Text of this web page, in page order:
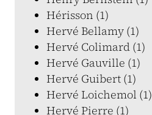
Hérisson (1)
Hervé Bellamy (1)
Hervé Colimard (1)
Hervé Gauville (1)
Hervé Guibert (1)
Hervé Loichemol (1)
Hervé Pierre (1)